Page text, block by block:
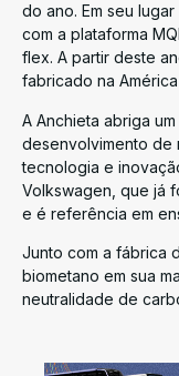
do ano. Em seu
com a plataforma
flex. A partir deste
fabricado na
A Anchieta abriga
desenvolvimento de
tecnologia e
Volkswagen, que já
e é referência em
Junto com a fábrica
biometano em sua
neutralidade de